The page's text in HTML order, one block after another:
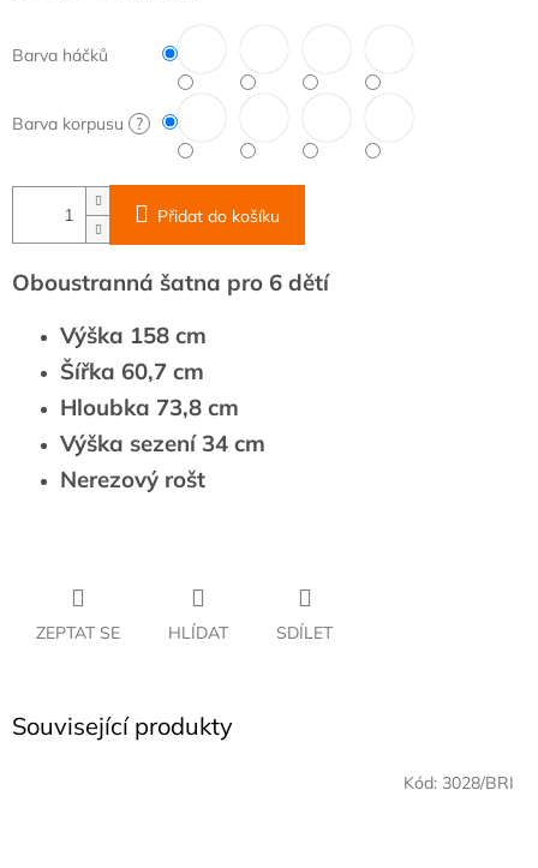
Barva háčků
Barva korpusu ?
Přidat do košíku
Oboustranná šatna pro 6 dětí
Výška 158 cm
Šířka 60,7 cm
Hloubka 73,8 cm
Výška sezení 34 cm
Nerezový rošt
ZEPTAT SE HLÍDAT SDÍLET
Související produkty
Kód: 3028/BRI